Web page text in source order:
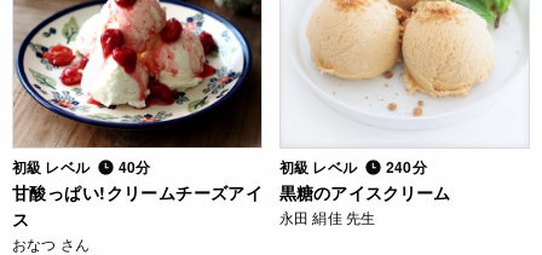
初級 レベル 40分
甘酸っぱい!クリームチーズアイ
ス
おなつ さん
初級 レベル 240分
黒糖のアイスクリーム
永田 絹佳 先生